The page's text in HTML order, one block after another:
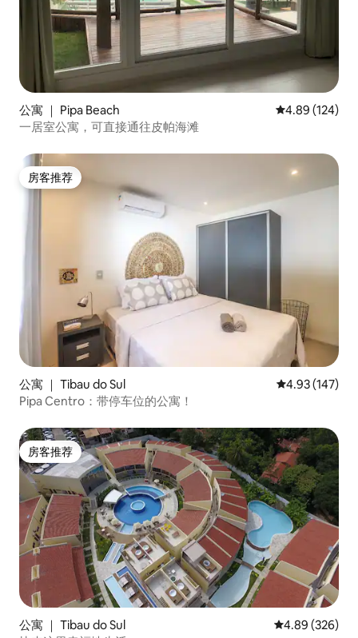
公寓 ｜ Pipa Beach 平均评分 4.89
4.89 (124)
一居室公寓，可直接通往皮帕海滩
房客推荐
房客推荐
公寓 ｜ Tibau do Sul 平均评分 4.93
4.93 (147)
Pipa Centro：带停车位的公寓！
房客推荐
房客推荐
公寓 ｜ Tibau do Sul 平均评分 4.89
4.89 (326)